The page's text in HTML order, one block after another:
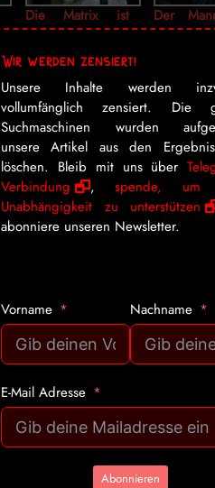
Die Matrix ist
kein
Computerprogra
mm. Sie ist dein
Alltag. Du bist
nicht frei. Du bist
nur gut
beschäftigt.
Der
die
Wir werden zensiert!
Unsere Inhalte werden
vollumfänglich zensiert. Die
Suchmaschinen wurden
unsere Artikel aus den
löschen. Bleib mit uns über
Verbindung
, spende, um
Unabhängigkeit zu unterstützen
abonniere unseren Newsletter.
Vorname Nachname
E-Mail Adresse
Abonnieren